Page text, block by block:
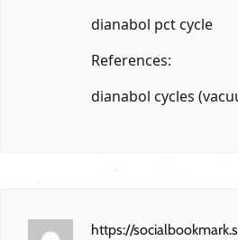
dianabol pct cycle
References:
dianabol cycles (
https://